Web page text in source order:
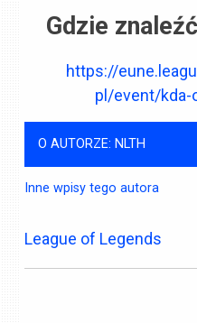
Gdzie
https://
pl/event/
O AUTORZE: NLTH
Inne wpisy tego autora
League of Legends